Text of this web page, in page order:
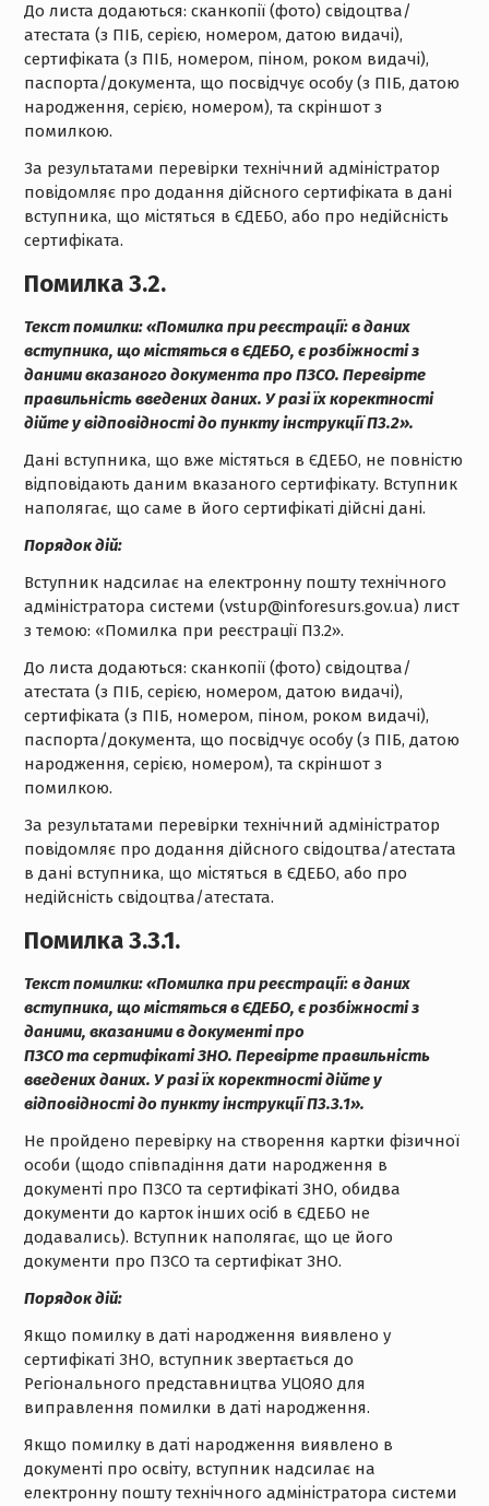
До листа додаються: сканкопії (фото) свідоцтва/
атестата (з ПІБ, серією, номером, датою видачі),
сертифіката (з ПІБ, номером, піном, роком видачі),
паспорта/документа, що посвідчує особу (з ПІБ, датою
народження, серією, номером), та скріншот з
помилкою.
За результатами перевірки технічний адміністратор
повідомляє про додання дійсного сертифіката в дані
вступника, що містяться в ЄДЕБО, або про недійсність
сертифіката.
Помилка 3.2.
Текст помилки:«Помилка при реєстрації: в даних
вступника, що містяться в ЄДЕБО, є розбіжності з
даними вказаного документа про ПЗСО. Перевірте
правильність введених даних. У разі їх коректності
дійте у відповідності до пункту інструкції П3.2».
Дані вступника, що вже містяться в ЄДЕБО, не повністю
відповідають даним вказаного сертифікату. Вступник
наполягає, що саме в його сертифікаті дійсні дані.
Порядок дій:
Вступник надсилає на електронну пошту технічного
адміністратора системи (vstup@inforesurs.gov.ua) лист
з темою: «Помилка при реєстрації П3.2».
До листа додаються: сканкопії (фото) свідоцтва/
атестата (з ПІБ, серією, номером, датою видачі),
сертифіката (з ПІБ, номером, піном, роком видачі),
паспорта/документа, що посвідчує особу (з ПІБ, датою
народження, серією, номером), та скріншот з
помилкою.
За результатами перевірки технічний адміністратор
повідомляє про додання дійсного свідоцтва/атестата
в дані вступника, що містяться в ЄДЕБО, або про
недійсність свідоцтва/атестата.
Помилка 3.3.1.
Текст помилки:«Помилка при реєстрації: в даних
вступника, що містяться в ЄДЕБО, є розбіжності з
даними, вказаними в документі про
ПЗСОта сертифікаті ЗНО. Перевірте правильність
введених даних. У разі їх коректності дійте у
відповідності до пункту інструкціїП3.3.1».
Не пройдено перевірку на створення картки фізичної
особи (щодо співпадіння дати народження в
документі про ПЗСО та сертифікаті ЗНО, обидва
документи до карток інших осіб в ЄДЕБО не
додавались). Вступник наполягає, що це його
документи про ПЗСО та сертифікат ЗНО.
Порядок дій:
Якщо помилку в даті народження виявлено у
сертифікаті ЗНО, вступник звертається до
Регіонального представництва УЦОЯО для
виправлення помилки в даті народження.
Якщо помилку в даті народження виявлено в
документі про освіту, вступник надсилає на
електронну пошту технічного адміністратора системи